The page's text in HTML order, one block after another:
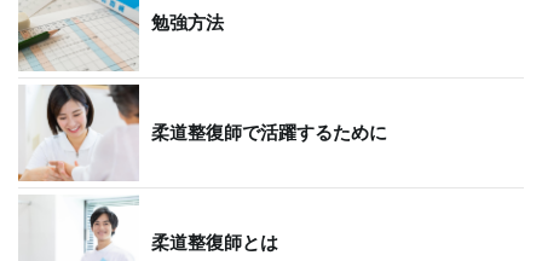
勉強方法
柔道整復師で活躍するために
柔道整復師とは